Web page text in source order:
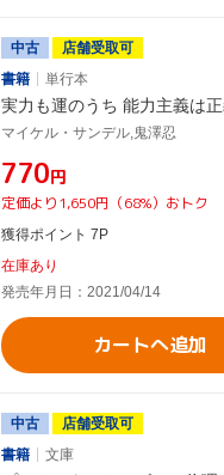
中古
店舗受取可
書籍
単行本
実力も運のうち 能力主義は正
マイケル・サンデル,鬼澤忍
¥770円
定価より1,650円（68%）おトク
獲得ポイント 7P
在庫あり
発売年月日：2021/04/14
カートへ追加
中古
店舗受取可
書籍
文庫